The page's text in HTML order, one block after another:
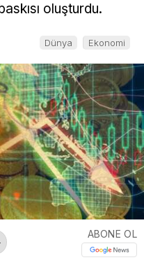
oluşturdu.
Dünya Ekonomi
ABONE OL